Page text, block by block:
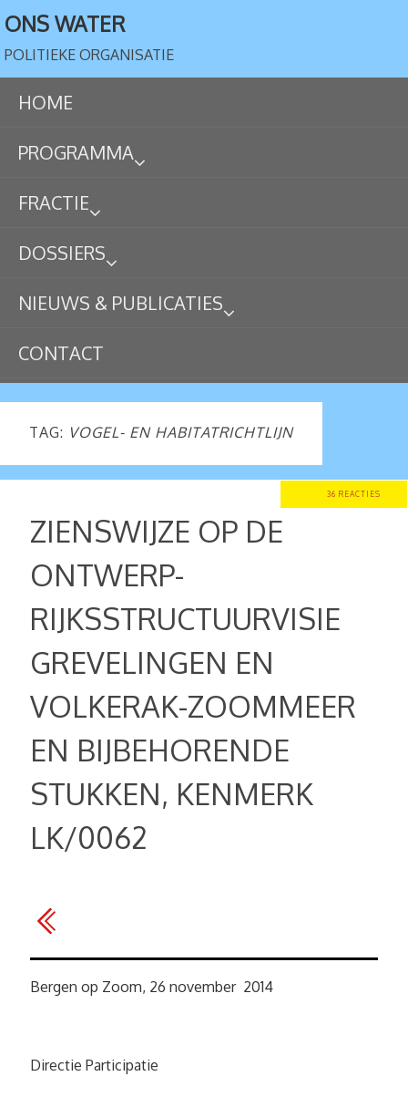
ONS WATER
POLITIEKE ORGANISATIE
HOME
PROGRAMMA
FRACTIE
DOSSIERS
NIEUWS & PUBLICATIES
CONTACT
TAG: VOGEL- EN HABITATRICHTLIJN
36 REACTIES
ZIENSWIJZE OP DE
ONTWERP-
RIJKSSTRUCTUURVISIE
GREVELINGEN EN
VOLKERAK-ZOOMMEER
EN BIJBEHORENDE
STUKKEN, KENMERK
LK/0062
Bergen op Zoom, 26 november 2014
Directie Participatie